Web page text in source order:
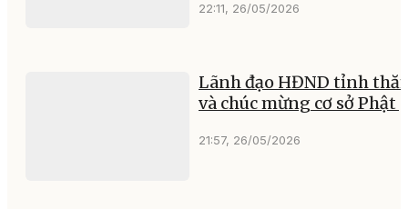
22:11, 26/05/2026
Lãnh đạo HĐND tỉnh
và chúc mừng cơ sở Phật
21:57, 26/05/2026